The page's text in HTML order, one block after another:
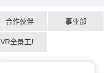
合作伙伴 事业部
VR全景工厂